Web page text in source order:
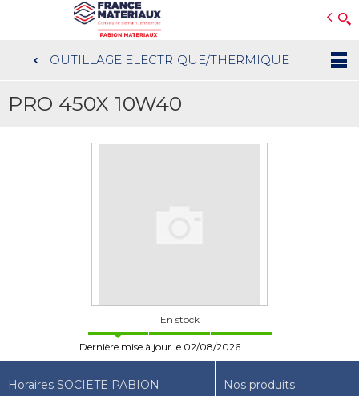
au
contenu
OUTILLAGE ELECTRIQUE/THERMIQUE
PRO 450X 10W40
En stock
Dernière mise à jour le 02/08/2026
Horaires SOCIETE PABION
Nos produits